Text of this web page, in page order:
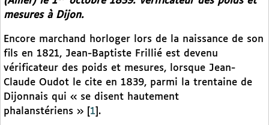
mesures à Dijon.
Encore marchand horloger lors de la naissance de son
fils en 1821, Jean-Baptiste Frillié est devenu
vérificateur des poids et mesures, lorsque Jean-
Claude Oudot le cite en 1839, parmi la trentaine de
Dijonnais qui « se disent hautement
phalanstériens »
1 .